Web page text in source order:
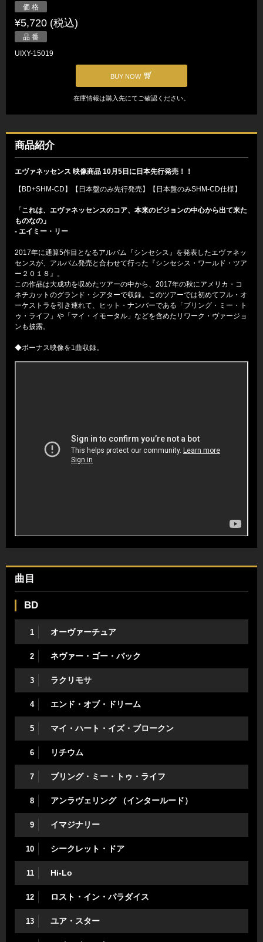
価 格
¥5,720 (税込)
品 番
UIXY-15019
BUY NOW
在庫情報は購入先にてご確認ください。
商品紹介
エヴァネッセンス 映像商品 10月5日に日本先行発売！！
【BD+SHM-CD】【日本盤のみ先行発売】【日本盤のみSHM-CD仕様】
「これは、エヴァネッセンスのコア、本来のビジョンの中心から出て来た
ものなの」
- エイミー・リー
2017年に通算5作目となるアルバム『シンセシス』を発表したエヴァネッ
センスが、アルバム発売と合わせて行った『シンセシス・ワールド・ツア
ー２０１８』。
この作品は大成功を収めたツアーの中から、2017年の秋にアメリカ・コ
ネチカットのグランド・シアターで収録。このツアーでは初めてフル・オ
ーケストラを引き連れて、ヒット・ナンバーである「ブリング・ミー・ト
ゥ・ライフ」や「マイ・イモータル」などを含めたリワーク・ヴァージョ
ンも披露。
◆ボーナス映像を1曲収録。
曲目
BD
1 オーヴァーチュア
2 ネヴァー・ゴー・バック
3 ラクリモサ
4 エンド・オブ・ドリーム
5 マイ・ハート・イズ・ブロークン
6 リチウム
7 ブリング・ミー・トゥ・ライフ
8 アンラヴェリング （インタールード）
9 イマジナリー
10 シークレット・ドア
11 Hi-Lo
12 ロスト・イン・パラダイス
13 ユア・スター